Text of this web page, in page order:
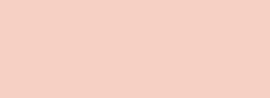
00:01:42:
00:01:45:
einem Stern